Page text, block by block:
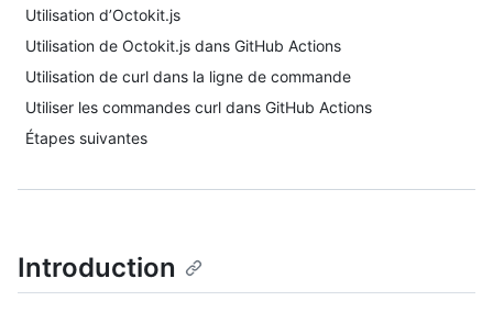
Utilisation d’Octokit.js
Utilisation de Octokit.js dans GitHub Actions
Utilisation de curl dans la ligne de commande
Utiliser les commandes curl dans GitHub Actions
Étapes suivantes
Introduction